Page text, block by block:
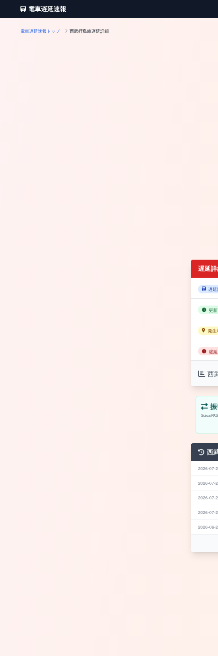
電車遅延速報
電車遅延速報トップ 西武拝島線遅延詳細
遅延
遅延
更
発生
遅
西
Suica/
西
2026-07-
2026-07-
2026-07-
2026-07-
2026-06-